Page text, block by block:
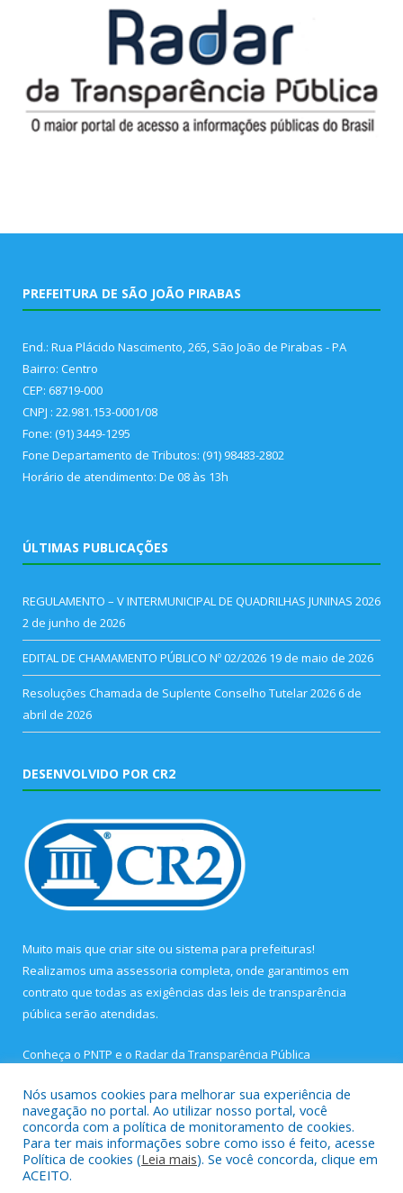
PREFEITURA DE SÃO JOÃO PIRABAS
End.: Rua Plácido Nascimento, 265, São João de Pirabas - PA
Bairro: Centro
CEP: 68719-000
CNPJ : 22.981.153-0001/08
Fone: (91) 3449-1295
Fone Departamento de Tributos: (91) 98483-2802
Horário de atendimento: De 08 às 13h
ÚLTIMAS PUBLICAÇÕES
REGULAMENTO – V INTERMUNICIPAL DE QUADRILHAS JUNINAS 2026
2 de junho de 2026
EDITAL DE CHAMAMENTO PÚBLICO Nº 02/2026 19 de maio de 2026
Resoluções Chamada de Suplente Conselho Tutelar 2026 6 de
abril de 2026
DESENVOLVIDO POR CR2
Muito mais que criar site ou sistema para prefeituras!
Realizamos uma assessoria completa, onde garantimos em
contrato que todas as exigências das leis de transparência
pública serão atendidas.
Conheça o PNTP e o Radar da Transparência Pública
Todos os direitos reservados a Prefeitura Municipal de São João
de Pirabas.
Nós usamos cookies para melhorar sua experiência de
navegação no portal. Ao utilizar nosso portal, você
concorda com a política de monitoramento de cookies.
Para ter mais informações sobre como isso é feito, acesse
Política de cookies (Leia mais). Se você concorda, clique em
ACEITO.